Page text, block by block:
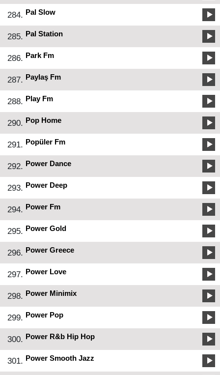
284. Pal Slow
285. Pal Station
286. Park Fm
287. Paylaş Fm
288. Play Fm
290. Pop Home
291. Popüler Fm
292. Power Dance
293. Power Deep
294. Power Fm
295. Power Gold
296. Power Greece
297. Power Love
298. Power Minimix
299. Power Pop
300. Power R&b Hip Hop
301. Power Smooth Jazz